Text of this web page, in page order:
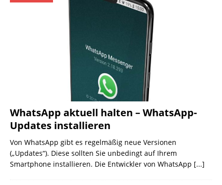
WhatsApp aktuell halten – WhatsApp-
Updates installieren
Von WhatsApp gibt es regelmäßig neue Versionen
(„Updates“). Diese sollten Sie unbedingt auf Ihrem
Smartphone installieren. Die Entwickler von WhatsApp [...]